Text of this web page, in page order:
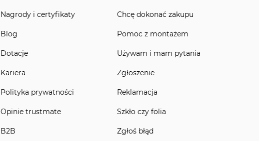
Nagrody i certyfikaty
Blog
Dotacje
Kariera
Polityka prywatności
Opinie trustmate
B2B
Chcę dokonać zakupu
Pomoc z montażem
Używam i mam pytania
Zgłoszenie
Reklamacja
Szkło czy folia
Zgłoś błąd